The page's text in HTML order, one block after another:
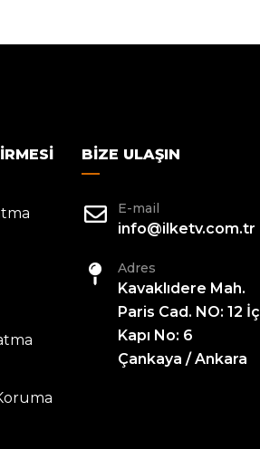
BIZE ULAŞIN
E-mail
info@ilketv.com.tr
Adres
Kavaklıdere Mah.
Paris Cad. NO: 12 İç
Kapı No: 6
Çankaya / Ankara